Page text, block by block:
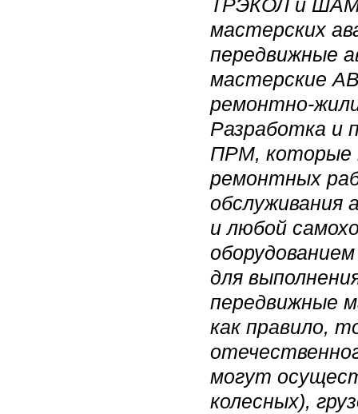
ТРЭКОЛ и
мастерских
передвижные
мастерские
ремонтно-
Разработка и
ПРМ, которые
ремонтных
обслуживания
и любой
для
передвижные
как правило,
могут
колесных),